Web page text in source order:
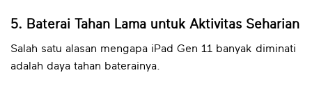
5. Baterai Tahan Lama untuk Aktivitas Seharian
Salah satu alasan mengapa iPad Gen 11 banyak diminati
adalah daya tahan baterainya.